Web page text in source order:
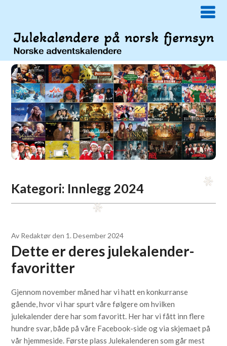
Kategori: Innlegg 2024
Av Redaktørden 1. Desember 2024
Dette er deres julekalender-
favoritter
Gjennom november måned har vi hatt en konkurranse
gående, hvor vi har spurt våre følgere om hvilken
julekalender dere har som favoritt. Her har vi fått inn flere
hundre svar, både på våre Facebook-side og via skjemaet på
vår hjemmeside. Første plass Julekalenderen som går mest